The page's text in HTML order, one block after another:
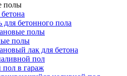
полы
для бетонного пола
полы
полы
лак для бетона
пол
в гараж